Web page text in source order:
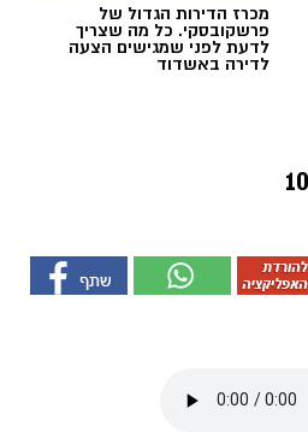
מכרז הדירות הגדול של
פרשקובסקי. כל מה שצריך
לדעת לפני שמגישים הצעה
לדירה באשדוד